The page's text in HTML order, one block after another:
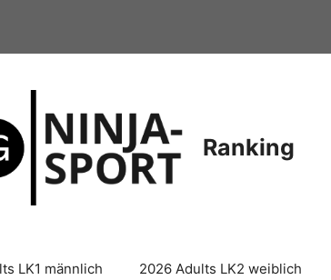
Ranking
LK1 männlich 2026 Adults LK2 weiblich